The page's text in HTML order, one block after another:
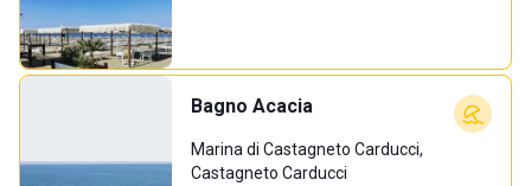
Bagno Acacia
Marina di Castagneto Carducci,
Castagneto Carducci